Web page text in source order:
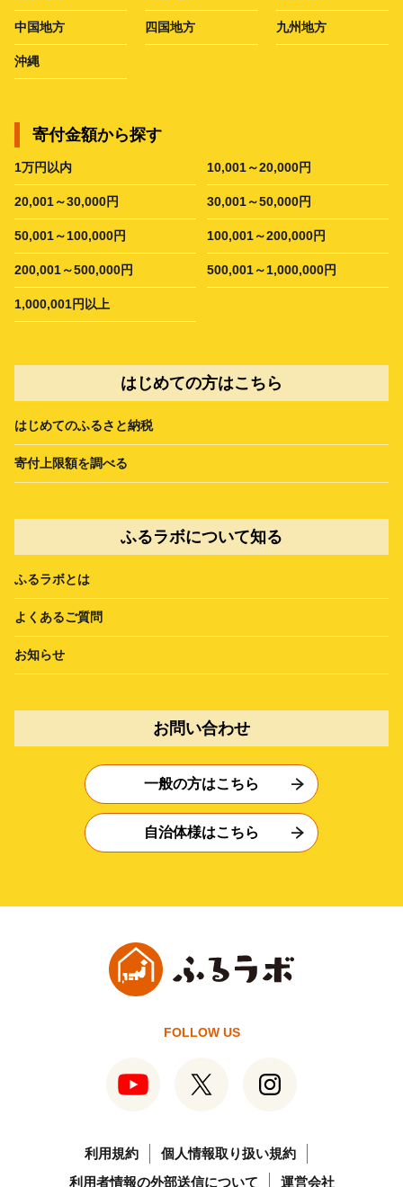
中国地方 四国地方 九州地方
沖縄
寄付金額から探す
1万円以内 10,001～20,000円
20,001～30,000円 30,001～50,000円
50,001～100,000円 100,001～200,000円
200,001～500,000円 500,001～1,000,000円
1,000,001円以上
はじめての方はこちら
はじめてのふるさと納税
寄付上限額を調べる
ふるラボについて知る
ふるラボとは
よくあるご質問
お知らせ
お問い合わせ
一般の方はこちら
自治体様はこちら
FOLLOW US
利用規約
個人情報取り扱い規約
利用者情報の外部送信について
運営会社